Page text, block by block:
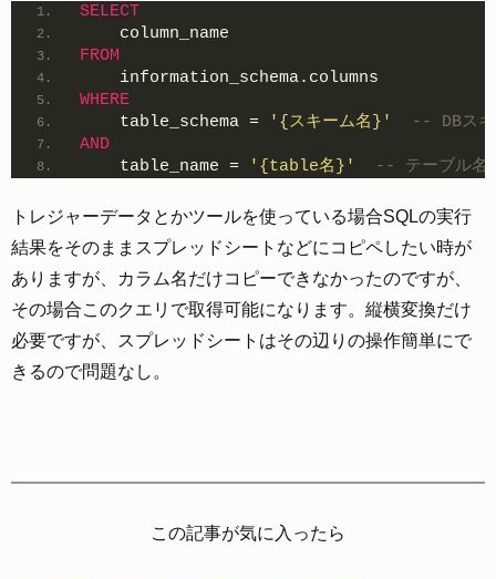
SELECT
    column_name
FROM
    information_schema.columns
WHERE
    table_schema =
'{スキーム名}'
-- DBスキ
AND
    table_name =
'{table名}' -- テーブル名
トレジャーデータとかツールを使っている場合SQLの実行
結果をそのままスプレッドシートなどにコピペしたい時が
ありますが、カラム名だけコピーできなかったのですが、
その場合このクエリで取得可能になります。縦横変換だけ
必要ですが、スプレッドシートはその辺りの操作簡単にで
きるので問題なし。
この記事が気に入ったら